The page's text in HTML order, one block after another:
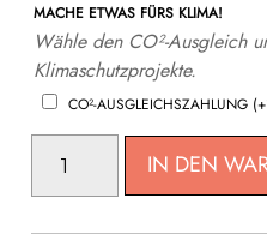
MACHE ETWAS FÜRS KLIMA!
Wähle den CO²-Ausgleich
Klimaschutzprojekte.
CO²-AUSGLEICHSZAHLUNG (+
RUNNING
MENGE
IN DEN